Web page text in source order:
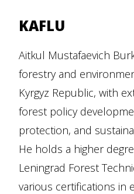
KAFLU
Aitkul Mustafaevich
forestry and
Kyrgyz Republic, with
forest policy
protection, and
He holds a higher
Leningrad Forest
various certifications in